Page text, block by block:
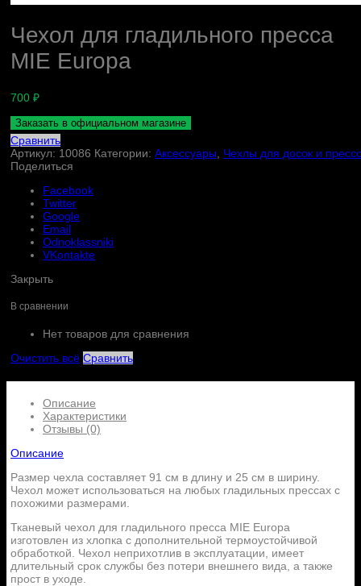
Чехол для гладильного пресса
MIE Europa
700 ₽
Заказать в официальном магазине
Сравнить
Артикул: 10086 Категории: Аксессуары
Чехлы для досок и
Поделиться
Facebook
Twitter
Google
Email
Odnoklassniki
VKontakte
Закрыть
В сравнении
Нет товаров для сравнения
Очистить всё Сравнить
Описание
Характеристики
Отзывы (0)
Описание
Размер чехла составляет 91 см в длину и 25 см в ширину.
Чехол может использоваться на любых гладильных прессах с
похожими размерами.
Тканевый чехол для гладильного пресса MIE Europa
изготовлен из хлопка с дополнительной термоустойчивой
обработкой. Чехол неприхотлив в эксплуатации, имеет
длительный срок службы без потери внешнего вида, а также
прост в уходе.